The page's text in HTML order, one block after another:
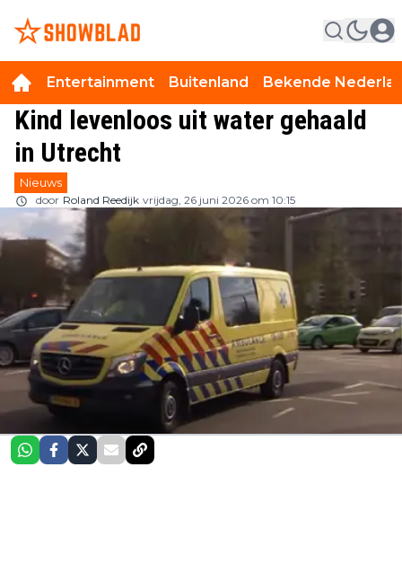
Entertainment Buitenland Bekende
Kind levenloos uit water gehaald
in Utrecht
Nieuws
door Roland Reedijk vrijdag, 26 juni 2026 om 10:15